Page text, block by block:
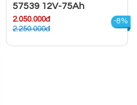
57539 12V-75Ah
2.050.000đ
2.250.000đ
-8%